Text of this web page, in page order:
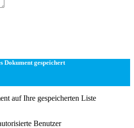
Dokument gespeichert
auf Ihre gespeicherten Liste
Benutzer